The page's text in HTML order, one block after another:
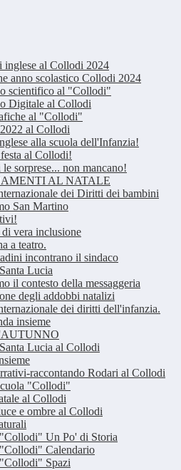
inglese al Collodi 2024
anno scolastico Collodi 2024
scientifico al "Collodi"
Digitale al Collodi
al "Collodi"
al Collodi
alla scuola dell'Infanzia!
al Collodi!
sorprese... non mancano!
AL NATALE
dei Diritti dei bambini
San Martino
vera inclusione
a teatro.
incontrano il sindaco
Lucia
il contesto della messaggeria
degli addobbi natalizi
dei diritti dell'infanzia.
insieme
Lucia al Collodi
raccontando Rodari al Collodi
"Collodi"
al Collodi
e ombre al Collodi
Un Po' di Storia
Calendario
Spazi